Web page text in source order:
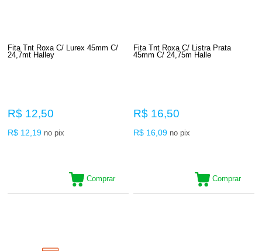
Fita Tnt Roxa C/ Lurex 45mm C/
24,7mt Halley
R$ 12,50
R$ 12,19 no pix
Comprar
Fita Tnt Roxa C/ Listra Prata
45mm C/ 24,75m Halle
R$ 16,50
R$ 16,09 no pix
Comprar